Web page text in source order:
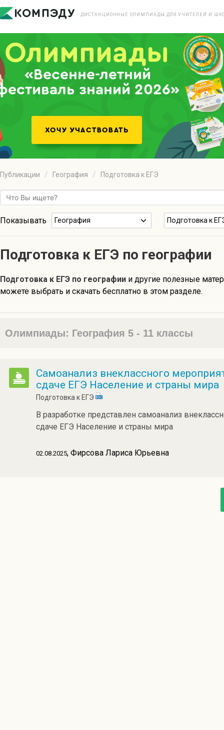
ДИСТАНЦИОННЫЕ ОЛИМПИАДЫ ДЛЯ УЧИТЕЛЕЙ И
«Весенне-летний
знаний 2026»
Публикации География Подготовка к ЕГЭ
Показывать География Подготовка к
Подготовка к ЕГЭ по географии
Подготовка к ЕГЭ по географии и другие полезные
можете выбрать и скачать бесплатно в этом разделе.
Олимпиады: География 5 - 11 классы
Самоанализ внеклассного
сдаче ЕГЭ Население и страны мира
Подготовка к ЕГЭ
В разработке представлен самоанализ
сдаче ЕГЭ Население и страны мира
02.08.2025, Фирсова Лариса Юрьевна